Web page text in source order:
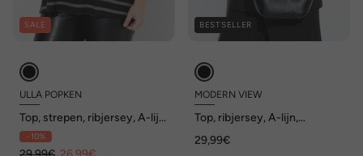
SALE
ULLA POPKEN
Top, strepen, ribjersey, A-lijn,
ronde hals, mouwloos
- 10%
BESTSELLER
MODERN VIEW
Top, ribjersey, A-lijn,
29,99€